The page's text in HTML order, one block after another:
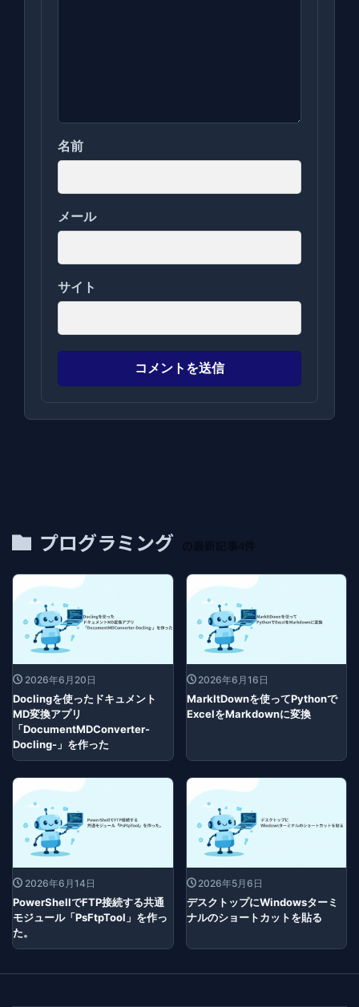
名前
メール
サイト
プログラミング
2026年6月20日
Doclingを使ったドキュメント
MD変換アプリ
「DocumentMDConverter-
Docling-」を作った
2026年6月16日
MarkItDownを使ってPythonで
ExcelをMarkdownに変換
2026年6月14日
PowerShellでFTP接続する共通
モジュール「PsFtpTool」を作っ
た。
2026年5月6日
デスクトップにWindowsターミ
ナルのショートカットを貼る